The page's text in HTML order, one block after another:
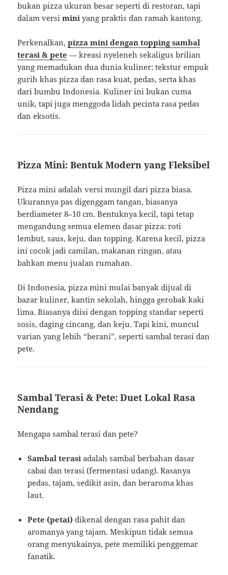
bukan pizza ukuran besar seperti di restoran, tapi
dalam versimini yang praktis dan ramah kantong.
Perkenalkan,pizza mini dengan topping sambal
terasi & pete — kreasi nyeleneh sekaligus brilian
yang memadukan dua dunia kuliner: tekstur empuk
gurih khas pizza dan rasa kuat, pedas, serta khas
dari bumbu Indonesia. Kuliner ini bukan cuma
unik, tapi juga menggoda lidah pecinta rasa pedas
dan eksotis.
Pizza Mini: Bentuk Modern yang Fleksibel
Pizza mini adalah versi mungil dari pizza biasa.
Ukurannya pas digenggam tangan, biasanya
berdiameter 8–10 cm. Bentuknya kecil, tapi tetap
mengandung semua elemen dasar pizza: roti
lembut, saus, keju, dan topping. Karena kecil, pizza
ini cocok jadi camilan, makanan ringan, atau
bahkan menu jualan rumahan.
Di Indonesia, pizza mini mulai banyak dijual di
bazar kuliner, kantin sekolah, hingga gerobak kaki
lima. Biasanya diisi dengan topping standar seperti
sosis, daging cincang, dan keju. Tapi kini, muncul
varian yang lebih “berani”, seperti sambal terasi dan
pete.
Sambal Terasi & Pete: Duet Lokal Rasa
Nendang
Mengapa sambal terasi dan pete?
Sambal terasi adalah sambal berbahan dasar
cabai dan terasi (fermentasi udang). Rasanya
pedas, tajam, sedikit asin, dan beraroma khas
laut.
Pete (petai) dikenal dengan rasa pahit dan
aromanya yang tajam. Meskipun tidak semua
orang menyukainya, pete memiliki penggemar
fanatik.